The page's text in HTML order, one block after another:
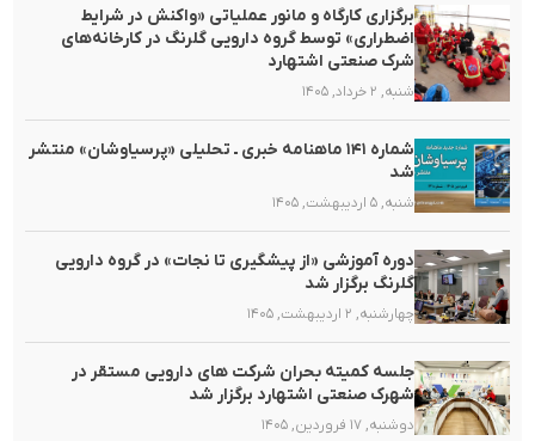
برگزاری کارگاه و مانور عملیاتی «واکنش در شرایط
اضطراری» توسط گروه دارویی گلرنگ در کارخانه‌های
شرک صنعتی اشتهارد
شنبه, ۲ خرداد, ۱۴۰۵
شماره ۱۴۱ ماهنامه خبری ـ تحلیلی «پرسیاوشان» منتشر
شد
شنبه, ۵ اردیبهشت, ۱۴۰۵
دوره آموزشی «از پیشگیری تا نجات» در گروه دارویی
گلرنگ برگزار شد
چهارشنبه, ۲ اردیبهشت, ۱۴۰۵
جلسه کمیته بحران شرکت های دارویی مستقر در
شهرک صنعتی اشتهارد برگزار شد
دوشنبه, ۱۷ فروردین, ۱۴۰۵